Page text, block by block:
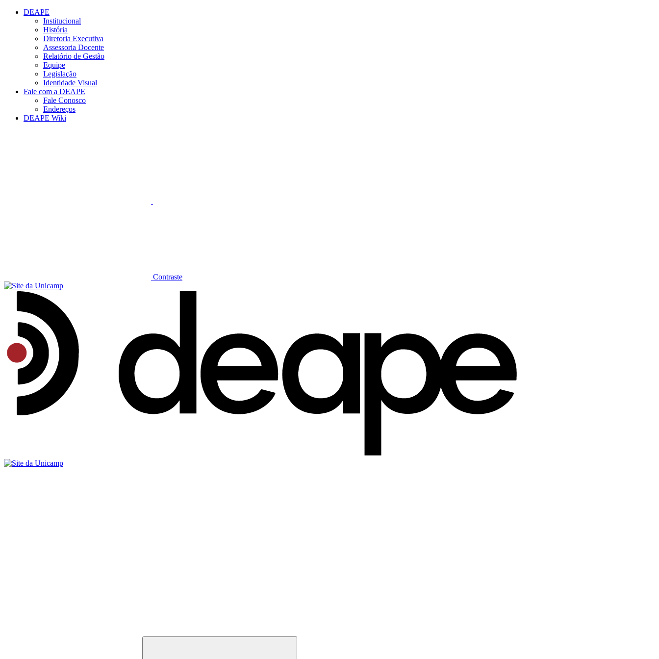
Conteúdo principal
DEAPE
Institucional
História
Diretoria Executiva
Assessoria Docente
Relatório de Gestão
Equipe
Legislação
Identidade Visual
Fale com a DEAPE
Fale Conosco
Endereços
DEAPE Wiki
Contraste